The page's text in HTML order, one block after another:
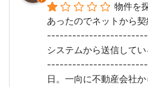
物件を
あったのでネットから
システムから送信して
日。一向に不動産会社